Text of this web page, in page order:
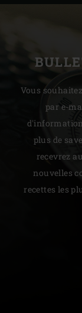
Vous
par e-
plus de
recevrez
nouvelles
recettes les